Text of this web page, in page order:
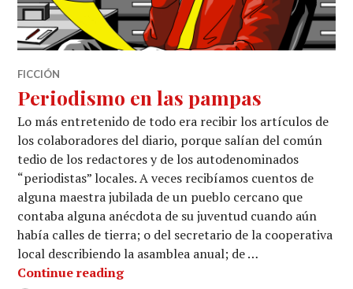
FICCIÓN
Periodismo en las pampas
Lo más entretenido de todo era recibir los artículos de
los colaboradores del diario, porque salían del común
tedio de los redactores y de los autodenominados
“periodistas” locales. A veces recibíamos cuentos de
alguna maestra jubilada de un pueblo cercano que
contaba alguna anécdota de su juventud cuando aún
había calles de tierra; o del secretario de la cooperativa
local describiendo la asamblea anual; de …
Continue readingPeriodismo en las pampas